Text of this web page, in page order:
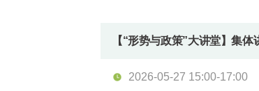
【“形势与政策”大讲堂】集体
2026-05-27 15:00-17:00